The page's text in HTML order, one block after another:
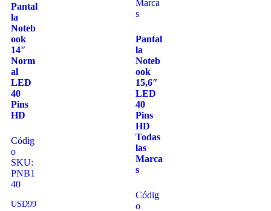
Pantal
la
Noteb
ook
14″
Norm
al
LED
40
Pins
HD
Códig
o
SKU:
PNB1
40
USD99
Pantal
la
Noteb
ook
15,6″
LED
40
Pins
HD
Todas
las
Marca
s
Códig
o